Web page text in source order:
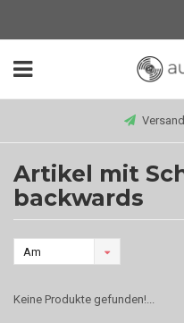
Artikel mit
backwards
Am
angesehen
Keine Produkte gefunden!...